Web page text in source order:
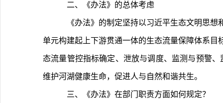
	二、《办法》的总体考虑
单元构建起上下游贯通一体的生态流量保障体系
态流量管控指标确定、泄放与调度、监测与预警
维护河湖健康生命，促进人与自然和谐共生。
	三、《办法》在部门职责方面如何规定？